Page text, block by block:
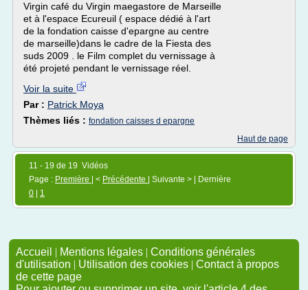
Virgin café du Virgin maegastore de Marseille
et à l'espace Ecureuil ( espace dédié à l'art
de la fondation caisse d'epargne au centre
de marseille)dans le cadre de la Fiesta des
suds 2009 . le Film complet du vernissage à
été projeté pendant le vernissage réel.
Voir la suite
Par : Patrick Moya
Thèmes liés : fondation caisses d epargne
Haut de page
11 - 19 de 19 Vidéos
Page : Première | < Précédente
| Suivante > | Dernière
0
1
Accueil | Mentions légales | Conditions générales
d'utilisation | Utilisation des cookies | Contact à propos
de cette page